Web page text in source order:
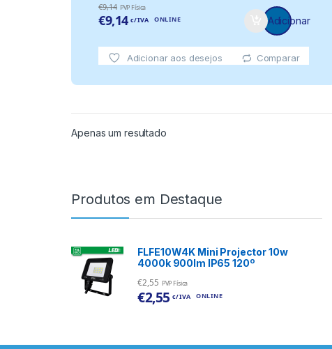
€9,14 PVP Física
€9,14 c/ IVA ONLINE Adicionar
Adicionar aos desejos Comparar
Apenas um resultado
Produtos em Destaque
FLFE10W4K Mini Projector 10w
4000k 900lm IP65 120º
€2,55 PVP Física
€2,55 c/ IVA ONLINE